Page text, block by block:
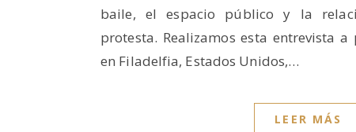
baile, el espacio público y la
protesta. Realizamos esta entrevista
en Filadelfia, Estados Unidos,…
LEER MÁS